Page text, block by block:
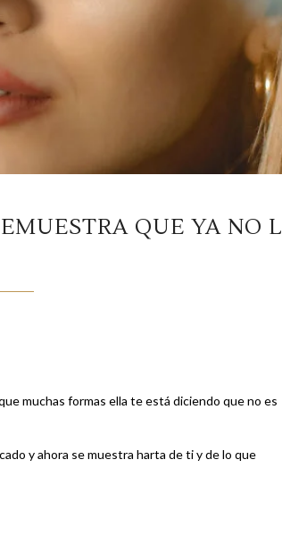
QUE YA NO
muchas formas ella te está diciendo que no es
y ahora se muestra harta de ti y de lo que